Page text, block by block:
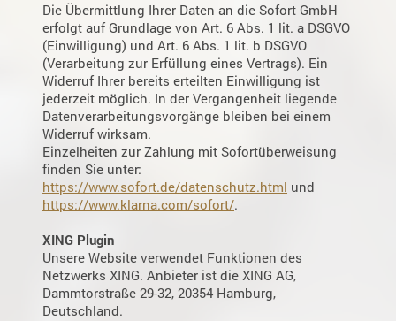
Die Übermittlung Ihrer Daten an die Sofort GmbH
erfolgt auf Grundlage von Art. 6 Abs. 1 lit. a DSGVO
(Einwilligung) und Art. 6 Abs. 1 lit. b DSGVO
(Verarbeitung zur Erfüllung eines Vertrags). Ein
Widerruf Ihrer bereits erteilten Einwilligung ist
jederzeit möglich. In der Vergangenheit liegende
Datenverarbeitungsvorgänge bleiben bei einem
Widerruf wirksam.
Einzelheiten zur Zahlung mit Sofortüberweisung
finden Sie unter:
https://www.sofort.de/datenschutz.html und
https://www.klarna.com/sofort/.
XING Plugin
Unsere Website verwendet Funktionen des
Netzwerks XING. Anbieter ist die XING AG,
Dammtorstraße 29-32, 20354 Hamburg,
Deutschland.